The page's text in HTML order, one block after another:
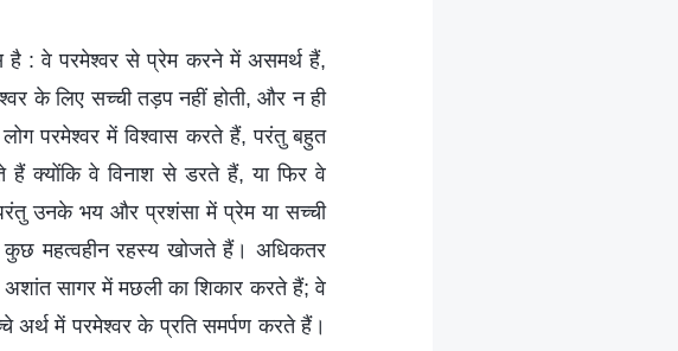
है : वे परमेश्वर से प्रेम करने में असमर्थ हैं,
के लिए सच्ची तड़प नहीं होती, और न ही
परमेश्वर में विश्वास करते हैं, परंतु बहुत
क्योंकि वे विनाश से डरते हैं, या फिर वे
उनके भय और प्रशंसा में प्रेम या सच्ची
कुछ महत्वहीन रहस्य खोजते हैं। अधिकतर
सागर में मछली का शिकार करते हैं; वे
में परमेश्वर के प्रति समर्पण करते हैं।